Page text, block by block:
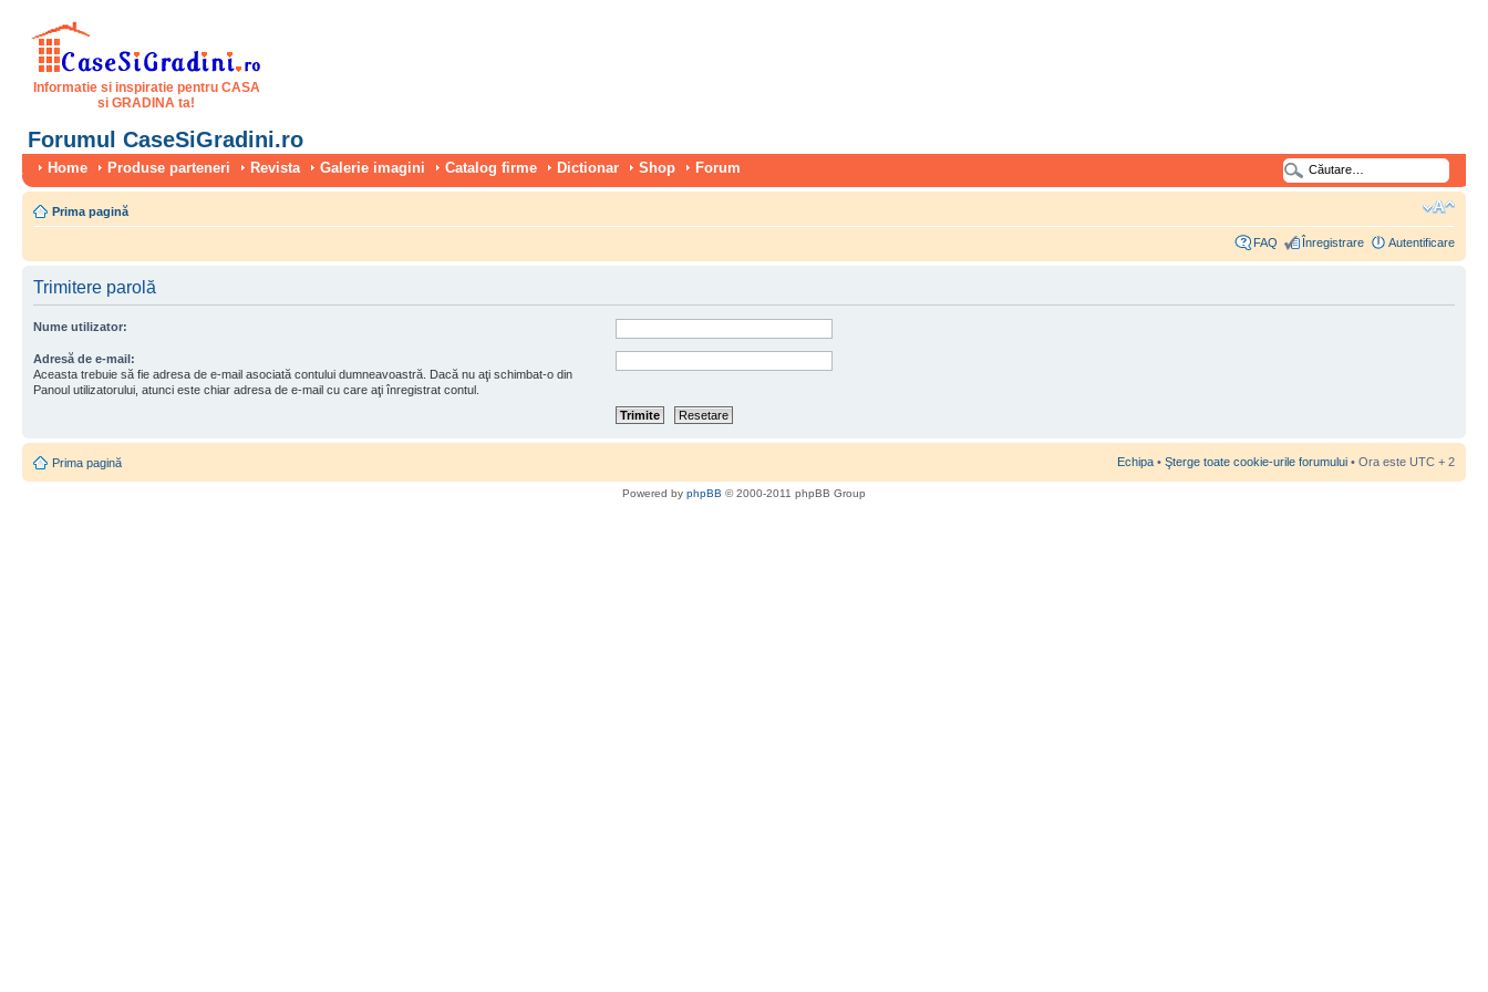
Informatie si inspiratie pentru CASA
si GRADINA ta!
Forumul CaseSiGradini.ro
Home Produse parteneri Revista Galerie imagini Catalog firme Dictionar Shop Forum
Prima pagină
FAQ Înregistrare Autentificare
Trimitere parolă
Nume utilizator:
Adresă de e-mail:
Aceasta trebuie să fie adresa de e-mail asociată contului dumneavoastră. Dacă nu aţi schimbat-o din
Panoul utilizatorului, atunci este chiar adresa de e-mail cu care aţi înregistrat contul.
Prima pagină Echipa • Şterge toate cookie-urile forumului • Ora este UTC + 2
Powered by phpBB © 2000-2011 phpBB Group